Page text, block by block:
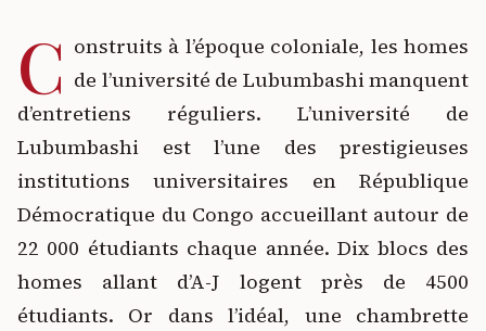
C onstruits à l’époque coloniale, les homes
de l’université de Lubumbashi manquent
d’entretiens réguliers. L’université de
Lubumbashi est l’une des prestigieuses
institutions universitaires en République
Démocratique du Congo accueillant autour de
22 000 étudiants chaque année. Dix blocs des
homes allant d’A-J logent près de 4500
étudiants. Or dans l’idéal, une chambrette